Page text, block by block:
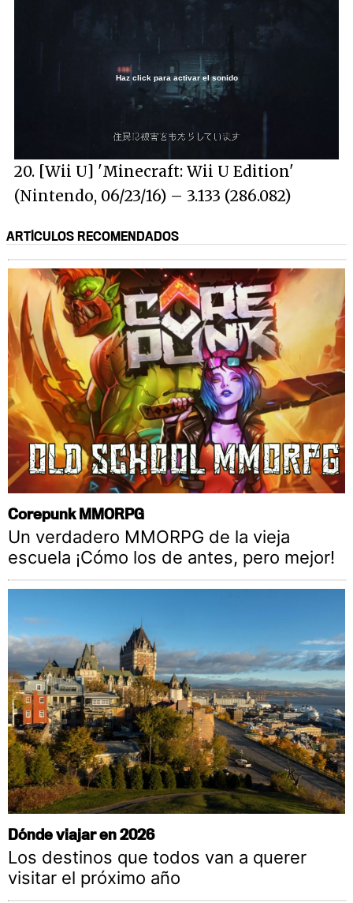
Unmute /
Haz click para activar el sonido
20. [Wii U] 'Minecraft: Wii U Edition'
(Nintendo, 06/23/16) – 3.133 (286.082)
ARTÍCULOS RECOMENDADOS
Corepunk MMORPG
Un verdadero MMORPG de la vieja
escuela ¡Cómo los de antes, pero mejor!
Dónde viajar en 2026
Los destinos que todos van a querer
visitar el próximo año